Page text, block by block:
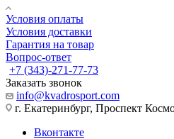
Условия оплаты
Условия доставки
Гарантия на товар
Вопрос-ответ
+7 (343)-271-77-73
Заказать звонок
info@kvadrosport.com
г. Екатеринбург, Проспект
Вконтакте